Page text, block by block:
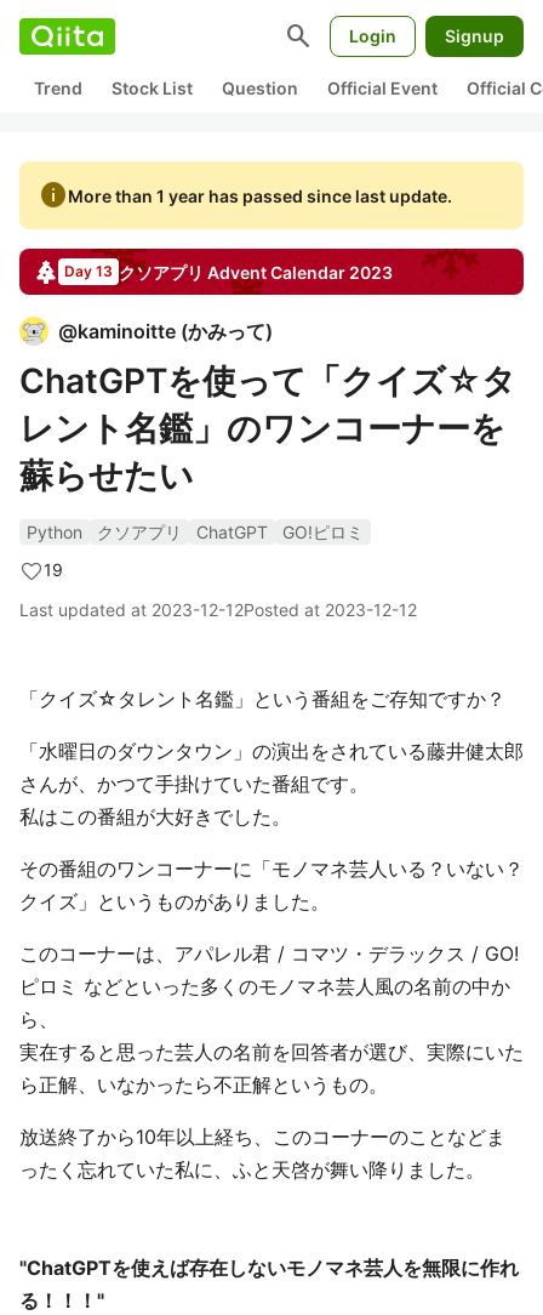
search Login Signup
Trend Stock List Question Official Event Official
infoMore than 1 year has passed since last update.
Day 13 クソアプリ Advent Calendar 2023
@kaminoitte (かみって)
ChatGPTを使って「クイズ☆タ
レント名鑑」のワンコーナーを
蘇らせたい
Python クソアプリ ChatGPT
GO!ピロミ
19
Last updated at 2023-12-12Posted at 2023-12-12
「クイズ☆タレント名鑑」という番組をご存知ですか？
「水曜日のダウンタウン」の演出をされている藤井健太郎
さんが、かつて手掛けていた番組です。
私はこの番組が大好きでした。
その番組のワンコーナーに「モノマネ芸人いる？いない？
クイズ」というものがありました。
このコーナーは、アパレル君 / コマツ・デラックス / GO!
ピロミ などといった多くのモノマネ芸人風の名前の中か
ら、
実在すると思った芸人の名前を回答者が選び、実際にいた
ら正解、いなかったら不正解というもの。
放送終了から10年以上経ち、このコーナーのことなどま
ったく忘れていた私に、ふと天啓が舞い降りました。
"ChatGPTを使えば存在しないモノマネ芸人を無限に作れ
る！！！"